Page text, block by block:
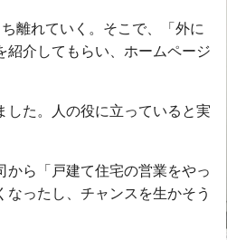
離れていく。そこで、「外に
紹介してもらい、ホームページ
した。人の役に立っていると実
ら「戸建て住宅の営業をやっ
ったし、チャンスを生かそう